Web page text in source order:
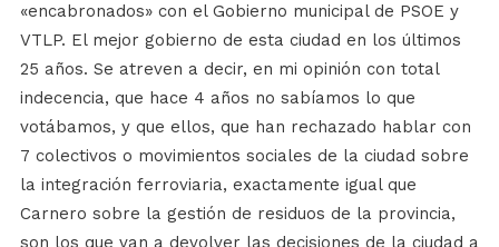
«encabronados» con el Gobierno municipal de PSOE y
VTLP. El mejor gobierno de esta ciudad en los últimos
25 años. Se atreven a decir, en mi opinión con total
indecencia, que hace 4 años no sabíamos lo que
votábamos, y que ellos, que han rechazado hablar con
7 colectivos o movimientos sociales de la ciudad sobre
la integración ferroviaria, exactamente igual que
Carnero sobre la gestión de residuos de la provincia,
son los que van a devolver las decisiones de la ciudad a